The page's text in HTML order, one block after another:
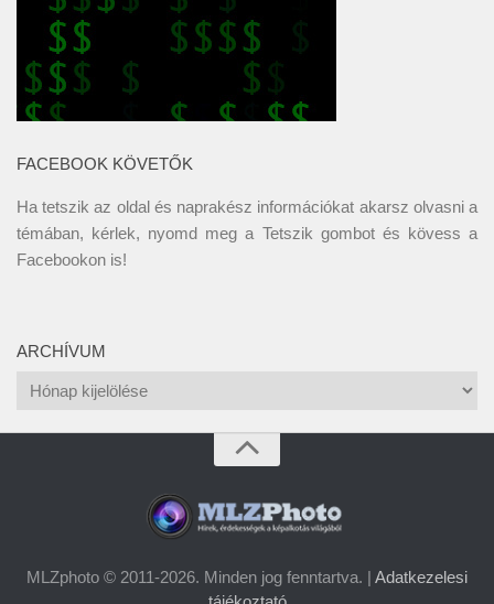
FACEBOOK KÖVETŐK
Ha tetszik az oldal és naprakész információkat akarsz olvasni a
témában, kérlek, nyomd meg a Tetszik gombot és kövess a
Facebookon is!
ARCHÍVUM
Archívum
MLZphoto © 2011-2026. Minden jog fenntartva. | Adatkezelesi